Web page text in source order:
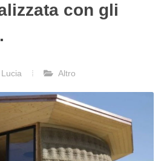
con gli
Lucia Altro